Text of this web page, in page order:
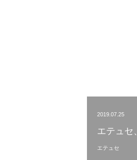
2019.07.25
エテュセ
エテュセ